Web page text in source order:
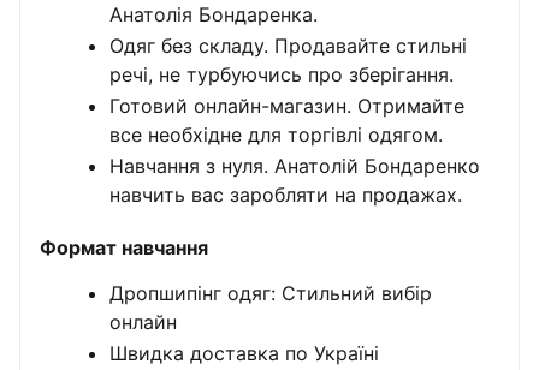
Анатолія Бондаренка.
Одяг без складу. Продавайте стильні
речі, не турбуючись про зберігання.
Готовий онлайн-магазин. Отримайте
все необхідне для торгівлі одягом.
Навчання з нуля. Анатолій Бондаренко
навчить вас заробляти на продажах.
Формат навчання
Дропшипінг одяг: Стильний вибір
онлайн
Швидка доставка по Україні